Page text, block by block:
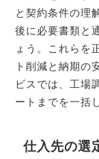
と契約条件の理
後に必要書類と
ょう。これらを
ト削減と納期の
ビスでは、工場
ートまでを一括
仕入先の選